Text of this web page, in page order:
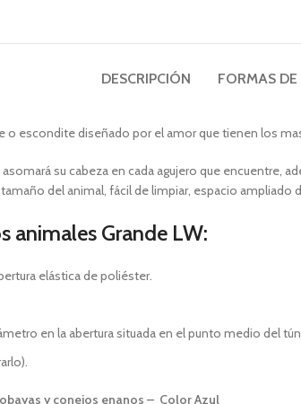
DESCRIPCIÓN FORMAS
o escondite diseñado por el amor que tienen los
su cabeza en cada agujero que encuentre,
del animal, fácil de limpiar, espacio ampliado
animales Grande LW:
elástica de poliéster.
en la abertura situada en el punto medio del
y conejos enanos – Color Azul